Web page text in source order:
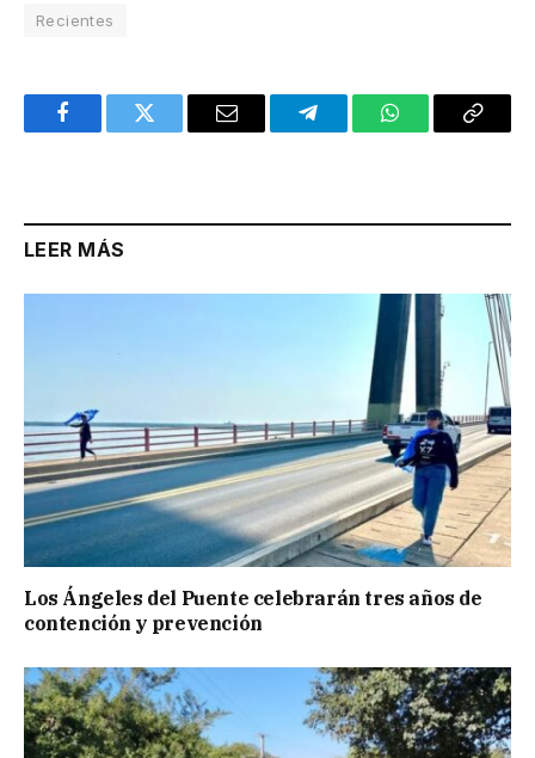
Recientes
FacebookTwitter Email TelegramWhatsAppCopy
LEER MÁS
Los Ángeles del Puente celebrarán tres años de
contención y prevención